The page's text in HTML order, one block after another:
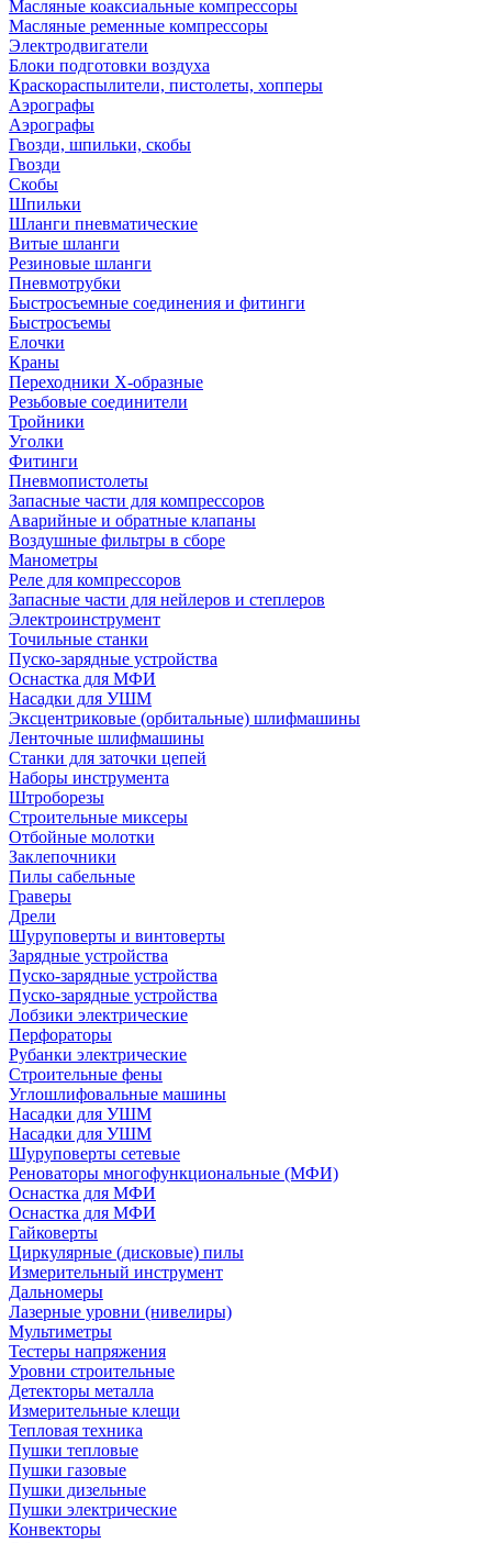
Масляные коаксиальные компрессоры
Масляные ременные компрессоры
Электродвигатели
Блоки подготовки воздуха
Краскораспылители, пистолеты, хопперы
Аэрографы
Аэрографы
Гвозди, шпильки, скобы
Гвозди
Скобы
Шпильки
Шланги пневматические
Витые шланги
Резиновые шланги
Пневмотрубки
Быстросъемные соединения и фитинги
Быстросъемы
Елочки
Краны
Переходники Х-образные
Резьбовые соединители
Тройники
Уголки
Фитинги
Пневмопистолеты
Запасные части для компрессоров
Аварийные и обратные клапаны
Воздушные фильтры в сборе
Манометры
Реле для компрессоров
Запасные части для нейлеров и степлеров
Электроинструмент
Точильные станки
Пуско-зарядные устройства
Оснастка для МФИ
Насадки для УШМ
Эксцентриковые (орбитальные) шлифмашины
Ленточные шлифмашины
Станки для заточки цепей
Наборы инструмента
Штроборезы
Строительные миксеры
Отбойные молотки
Заклепочники
Пилы сабельные
Граверы
Дрели
Шуруповерты и винтоверты
Зарядные устройства
Пуско-зарядные устройства
Пуско-зарядные устройства
Лобзики электрические
Перфораторы
Рубанки электрические
Строительные фены
Углошлифовальные машины
Насадки для УШМ
Насадки для УШМ
Шуруповерты сетевые
Реноваторы многофункциональные (МФИ)
Оснастка для МФИ
Оснастка для МФИ
Гайковерты
Циркулярные (дисковые) пилы
Измерительный инструмент
Дальномеры
Лазерные уровни (нивелиры)
Мультиметры
Тестеры напряжения
Уровни строительные
Детекторы металла
Измерительные клещи
Тепловая техника
Пушки тепловые
Пушки газовые
Пушки дизельные
Пушки электрические
Конвекторы